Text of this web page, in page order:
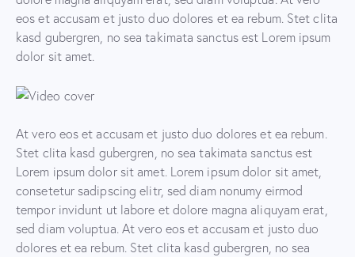
eos et accusam et justo duo dolores et ea rebum. Stet clita
kasd gubergren, no sea takimata sanctus est Lorem ipsum
dolor sit amet.
At vero eos et accusam et justo duo dolores et ea rebum.
Stet clita kasd gubergren, no sea takimata sanctus est
Lorem ipsum dolor sit amet. Lorem ipsum dolor sit amet,
consetetur sadipscing elitr, sed diam nonumy eirmod
tempor invidunt ut labore et dolore magna aliquyam erat,
sed diam voluptua. At vero eos et accusam et justo duo
dolores et ea rebum. Stet clita kasd gubergren, no sea